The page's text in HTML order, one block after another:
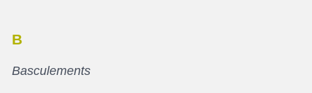
B
Basculements